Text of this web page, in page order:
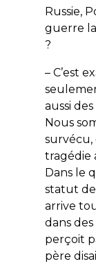
Russie,
guerre
?
– C’est
aussi
Nous
survécu,
tragédie
Dans le
statut de
arrive
dans
perçoit
père